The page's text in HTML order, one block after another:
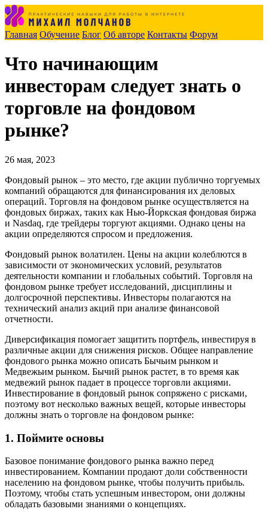
Главная Обучение Блог Об авторе Контакты Форум
Что начинающим
инвесторам следует знать о
торговле на фондовом
рынке?
26 мая, 2023
Фондовый рынок – это место, где акции публично торгуемых
компаний обращаются для финансирования их деловых
операций. Торговля на фондовом рынке осуществляется на
фондовых биржах, таких как Нью-Йоркская фондовая биржа
и Nasdaq, где трейдеры торгуют акциями. Однако цены на
акции определяются спросом и предложения.
Фондовый рынок волатилен. Цены на акции колеблются в
зависимости от экономических условий, результатов
деятельности компании и глобальных событий. Торговля на
фондовом рынке требует исследований, дисциплины и
долгосрочной перспективы. Инвесторы полагаются на
технический анализ акций при анализе финансовой
отчетности.
Диверсификация помогает защитить портфель, инвестируя в
различные акции для снижения рисков. Общее направление
фондового рынка можно описать Бычьим рынком и
Медвежьим рынком. Бычий рынок растет, в то время как
медвежий рынок падает в процессе торговли акциями.
Инвестирование в фондовый рынок сопряжено с рисками,
поэтому вот несколько важных вещей, которые инвесторы
должны знать о торговле на фондовом рынке:
1. Поймите основы
Базовое понимание фондового рынка важно перед
инвестированием. Компании продают доли собственности
населению на фондовом рынке, чтобы получить прибыль.
Поэтому, чтобы стать успешным инвестором, они должны
обладать базовыми знаниями о концепциях.